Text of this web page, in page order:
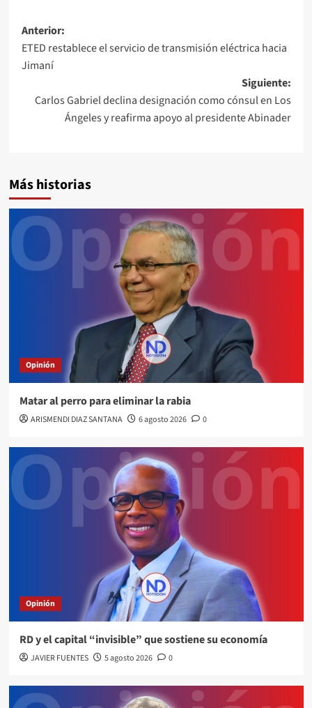
Anterior:
ETED restablece el servicio de transmisión eléctrica hacia
Jimaní
Siguiente:
Carlos Gabriel declina designación como cónsul en Los
Ángeles y reafirma apoyo al presidente Abinader
Más historias
Opinión
Matar al perro para eliminar la rabia
ARISMENDI DIAZ SANTANA 6 agosto 2026 0
Opinión
RD y el capital “invisible” que sostiene su economía
JAVIER FUENTES 5 agosto 2026 0